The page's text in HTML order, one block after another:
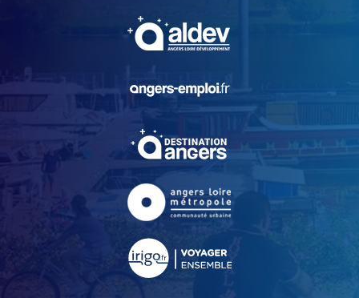
, Ouvre une nouvelle
, Ouvre une nouvelle